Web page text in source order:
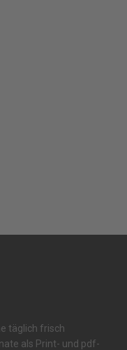
täglich frisch
als Print- und pdf-